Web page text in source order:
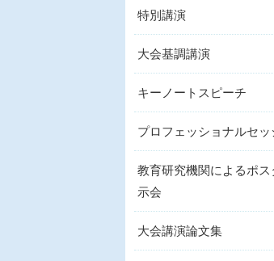
特別講演
大会基調講演
キーノートスピーチ
プロフェッショナルセッ
教育研究機関によるポス
示会
大会講演論文集